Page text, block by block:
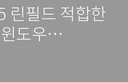
린필드 적합한
도우